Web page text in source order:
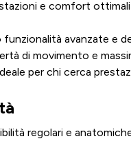
e comfort ottimali
avanzate e
di movimento e
per chi cerca
regolari e